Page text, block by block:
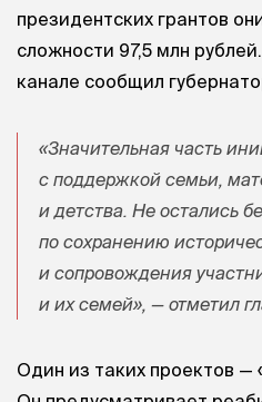
президентских грантов
сложности 97,5 млн
канале сообщил
«Значительная часть
с поддержкой семьи,
и детства. Не остались
по сохранению
и сопровождения
и их семей», — отметил
Один из таких проектов